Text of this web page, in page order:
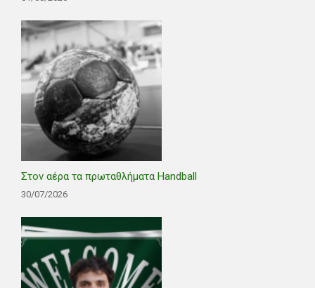
Στον αέρα τα πρωταθλήματα Handball
30/07/2026